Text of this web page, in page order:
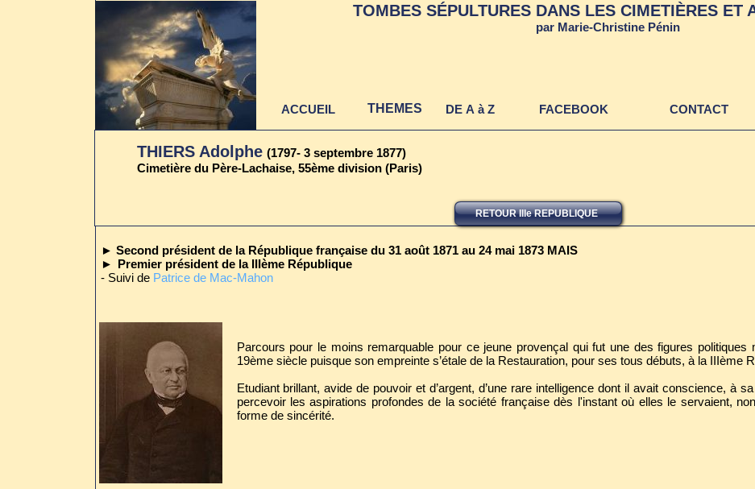
RETOUR IIIe REPUBLIQUE
THIERS Adolphe (1797- 3 septembre 1877)
Cimetière du Père-Lachaise, 55ème division (Paris)
► Second président de la République française du 31 août 1871 au 24 mai 1873 MAIS
► Premier président de la IIIème République
- Suivi de Patrice de Mac-Mahon
Parcours pour le moins remarquable pour ce jeune provençal qui fut une des figures politiques
19ème siècle puisque son empreinte s’étale de la Restauration, pour ses tous débuts, à la IIIème
Etudiant brillant, avide de pouvoir et d’argent, d’une rare intelligence dont il avait conscience, à
percevoir les aspirations profondes de la société française dès l'instant où elles le servaient,
forme de sincérité.
TOMBES ET SEPULTURES DANS
CIMETIERES ET AUTRES LIEUX
au 22 juin 2021
TOMBES SÉPULTURES DANS LES CIMETIÈRES ET
par Marie-Christine Pénin
ACCUEIL THEMES FACEBOOK
DE A à Z CONTACT